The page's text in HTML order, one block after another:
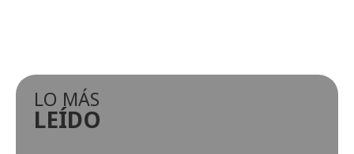
LO MÁS
LEÍDO